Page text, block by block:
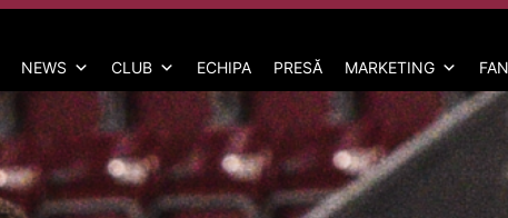
NEWS CLUB ECHIPA PRESĂ MARKETING